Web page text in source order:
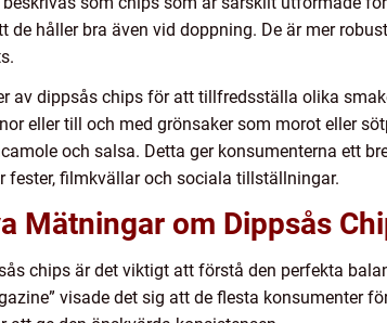
de håller bra även vid doppning. De är mer
av dippsås chips för att tillfredsställa olika
eller till och med grönsaker som morot eller
och salsa. Detta ger konsumenterna ett
fester, filmkvällar och sociala tillställningar.
Mätningar om Dippsås
chips är det viktigt att förstå den perfekta
visade det sig att de flesta konsumenter